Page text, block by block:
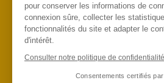
pour conserver les informations de
connexion sûre, collecter les
fonctionnalités du site et adapter le
d'intérêt.
Consulter notre politique de confidentialité
Consentements certifiés par